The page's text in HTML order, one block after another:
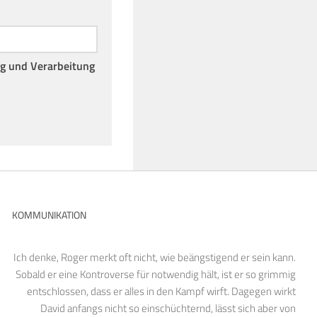
und Verarbeitung
KOMMUNIKATION
Ich denke, Roger merkt oft nicht, wie beängstigend er sein kann.
Sobald er eine Kontroverse für notwendig hält, ist er so grimmig
entschlossen, dass er alles in den Kampf wirft. Dagegen wirkt
David anfangs nicht so einschüchternd, lässt sich aber von